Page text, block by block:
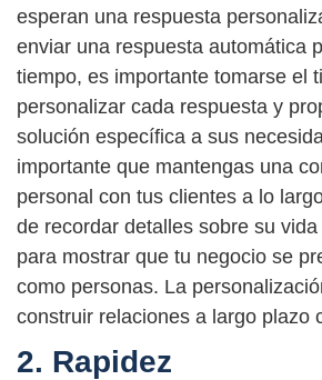
esperan una respuesta
enviar una respuesta automática
tiempo, es importante tomarse el
personalizar cada respuesta y
solución específica a sus
importante que mantengas una
personal con tus clientes a lo
de recordar detalles sobre su
para mostrar que tu negocio se
como personas. La
construir relaciones a largo plazo
2. Rapidez